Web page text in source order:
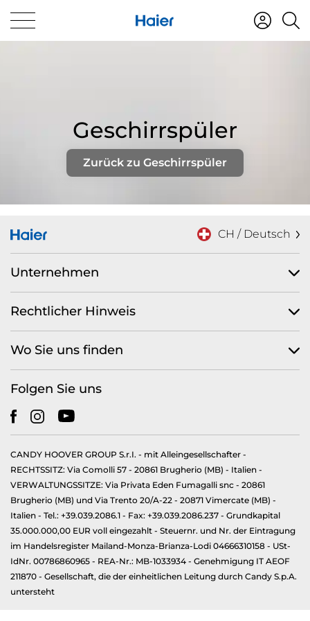
Geschirrspüler
Zurück zu Geschirrspüler
CH / Deutsch
Unternehmen
Rechtlicher Hinweis
Wo Sie uns finden
Folgen Sie uns
CANDY HOOVER GROUP S.r.I. - mit Alleingesellschafter -
RECHTSSITZ: Via Comolli 57 - 20861 Brugherio (MB) - Italien -
VERWALTUNGSSITZE: Via Privata Eden Fumagalli snc - 20861
Brugherio (MB) und Via Trento 20/A-22 - 20871 Vimercate (MB) -
Italien - Tel.: +39.039.2086.1 - Fax: +39.039.2086.237 - Grundkapital
35.000.000,00 EUR voll eingezahlt - Steuernr. und Nr. der Eintragung
im Handelsregister Mailand-Monza-Brianza-Lodi 04666310158 - USt-
IdNr. 00786860965 - REA-Nr.: MB-1033934 - Genehmigung IT AEOF
211870 - Gesellschaft, die der einheitlichen Leitung durch Candy S.p.A.
untersteht